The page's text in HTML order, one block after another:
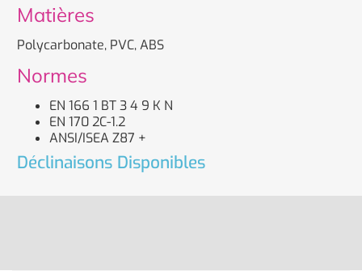
Matières
Polycarbonate, PVC, ABS
Normes
EN 166 1 BT 3 4 9 K N
EN 170 2C-1.2
ANSI/ISEA Z87 +
Déclinaisons Disponibles